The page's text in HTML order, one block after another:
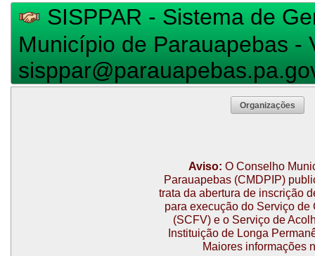
SISPPAR - Sistema de
Município de Parauapebas -
Organizações
Aviso: O Conselho
Parauapebas (CMDPIP)
trata da abertura de inscrição
para execução do Serviço
(SCFV) e o Serviço de
Instituição de Longa
Maiores informações